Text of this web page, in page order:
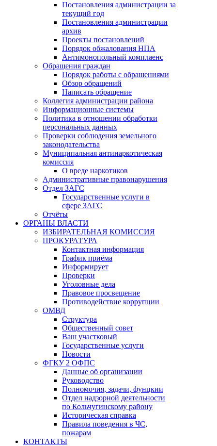
Постановления администрации за
текущий год
Постановления администрации
архив
Проекты постановлений
Порядок обжалования НПА
Антимонопольный комплаенс
Обращения граждан
Порядок работы с обращениями
Обзор обращений
Написать обращение
Коллегия администрации района
Информационные системы
Политика в отношении обработки
персональных данных
Проверки соблюдения земельного
законодательства
Муниципальная антинаркотическая
комиссия
О вреде наркотиков
Административные правонарушения
Отдел ЗАГС
Государственные услуги в
сфере ЗАГС
Отчёты
ОРГАНЫ ВЛАСТИ
ИЗБИРАТЕЛЬНАЯ КОМИССИЯ
ПРОКУРАТУРА
Контактная информация
График приёма
Информирует
Проверки
Уголовные дела
Правовое просвещение
Противодействие коррупции
ОМВД
Структура
Общественный совет
Ваш участковый
Государственные услуги
Новости
ФГКУ 2 ОФПС
Данные об организации
Руководство
Полномочия, задачи, фунцкии
Отдел надзорной деятельности
по Кольчугинскому району
Историческая справка
Правила поведения в ЧС,
пожарам
КОНТАКТЫ